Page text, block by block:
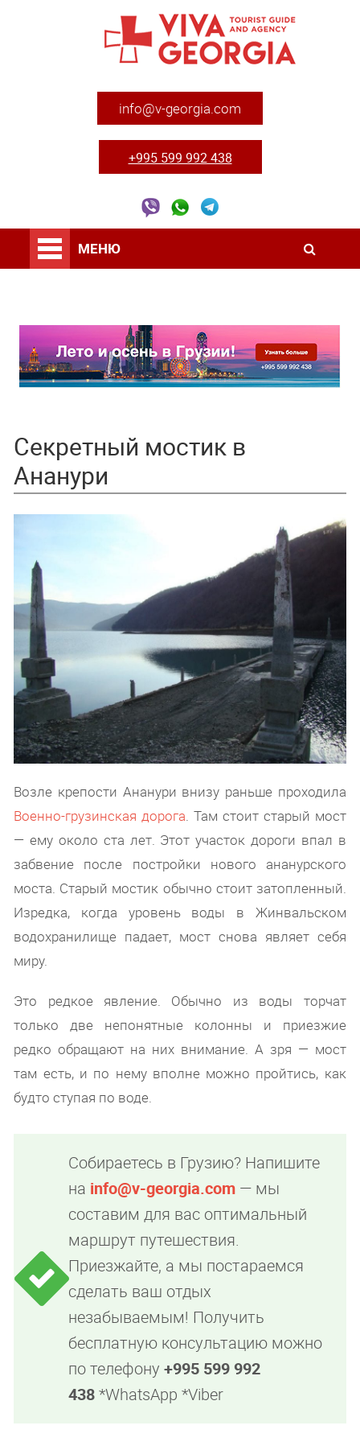
info@v-georgia.com
+995 599 992 438
МЕНЮ
Секретный мостик в
Ананури
Возле крепости Ананури внизу раньше проходила
Военно-грузинская дорога. Там стоит старый мост
— ему около ста лет. Этот участок дороги впал в
забвение после постройки нового ананурского
моста. Старый мостик обычно стоит затопленный.
Изредка, когда уровень воды в Жинвальском
водохранилище падает, мост снова являет себя
миру.
Это редкое явление. Обычно из воды торчат
только две непонятные колонны и приезжие
редко обращают на них внимание. А зря — мост
там есть, и по нему вполне можно пройтись, как
будто ступая по воде.
Собираетесь в Грузию? Напишите
на info@v-georgia.com — мы
составим для вас оптимальный
маршрут путешествия.
Приезжайте, а мы постараемся
сделать ваш отдых
незабываемым! Получить
бесплатную консультацию можно
по телефону +995 599 992
438*WhatsApp *Viber